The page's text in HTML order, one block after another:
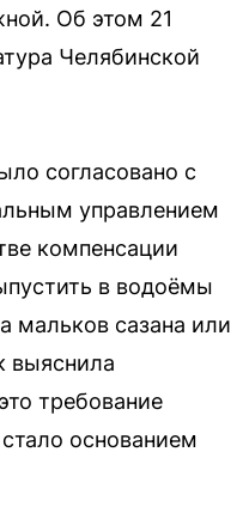
Об этом 21
Челябинской
согласовано с
управлением
компенсации
в водоёмы
мальков сазана или
выяснила
требование
основанием